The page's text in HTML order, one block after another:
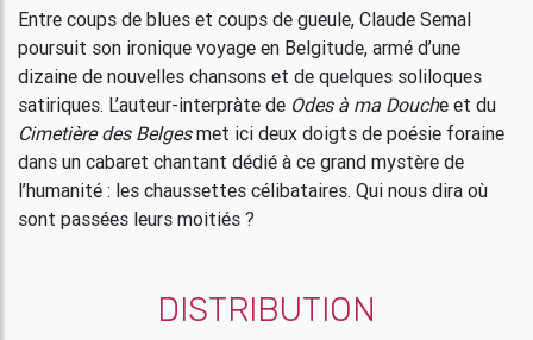
Entre coups de blues et coups de gueule, Claude Semal
poursuit son ironique voyage en Belgitude, armé d’une
dizaine de nouvelles chansons et de quelques soliloques
satiriques. L’auteur-interpràte de Odes à ma Douche et du
Cimetière des Belgesmet ici deux doigts de poésie foraine
dans un cabaret chantant dédié à ce grand mystère de
l’humanité : les chaussettes célibataires. Qui nous dira où
sont passées leurs moitiés ?
DISTRIBUTION